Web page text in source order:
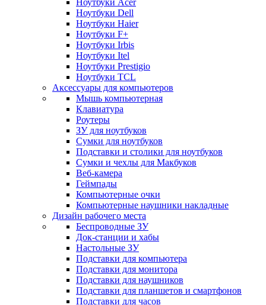
Ноутбуки Acer
Ноутбуки Dell
Ноутбуки Haier
Ноутбуки F+
Ноутбуки Irbis
Ноутбуки Itel
Ноутбуки Prestigio
Ноутбуки TCL
Аксессуары для компьютеров
Мышь компьютерная
Клавиатура
Роутеры
ЗУ для ноутбуков
Сумки для ноутбуков
Подставки и столики для ноутбуков
Сумки и чехлы для Макбуков
Веб-камера
Геймпады
Компьютерные очки
Компьютерные наушники накладные
Дизайн рабочего места
Беспроводные ЗУ
Док-станции и хабы
Настольные ЗУ
Подставки для компьютера
Подставки для монитора
Подставки для наушников
Подставки для планшетов и смартфонов
Подставки для часов